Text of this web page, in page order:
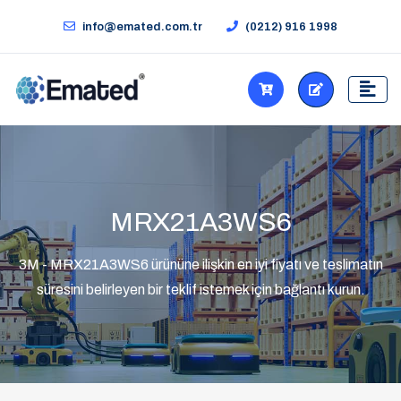
info@emated.com.tr (0212) 916 1998
MRX21A3WS6
3M - MRX21A3WS6 ürününe ilişkin en iyi fiyatı ve teslimatın
süresini belirleyen bir teklif istemek için bağlantı kurun.